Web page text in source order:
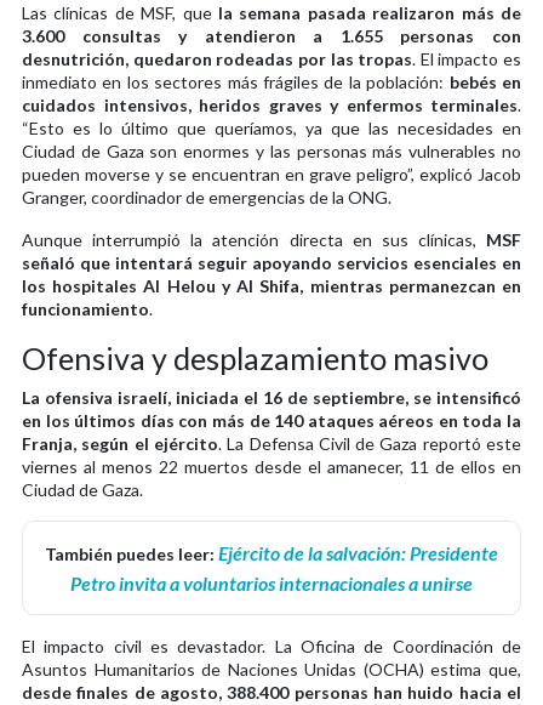
Las clínicas de MSF, que la semana pasada realizaron más de
3.600 consultas y atendieron a 1.655 personas con
desnutrición, quedaron rodeadas por las tropas. El impacto es
inmediato en los sectores más frágiles de la población: bebés en
cuidados intensivos, heridos graves y enfermos terminales.
“Esto es lo último que queríamos, ya que las necesidades en
Ciudad de Gaza son enormes y las personas más vulnerables no
pueden moverse y se encuentran en grave peligro”, explicó Jacob
Granger, coordinador de emergencias de la ONG.
Aunque interrumpió la atención directa en sus clínicas, MSF
señaló que intentará seguir apoyando servicios esenciales en
los hospitales Al Helou y Al Shifa, mientras permanezcan en
funcionamiento.
Ofensiva y desplazamiento masivo
La ofensiva israelí, iniciada el 16 de septiembre, se intensificó
en los últimos días con más de 140 ataques aéreos en toda la
Franja, según el ejército. La Defensa Civil de Gaza reportó este
viernes al menos 22 muertos desde el amanecer, 11 de ellos en
Ciudad de Gaza.
También puedes leer: Ejército de la salvación: Presidente
Petro invita a voluntarios internacionales a unirse
El impacto civil es devastador. La Oficina de Coordinación de
Asuntos Humanitarios de Naciones Unidas (OCHA) estima que,
desde finales de agosto, 388.400 personas han huido hacia el